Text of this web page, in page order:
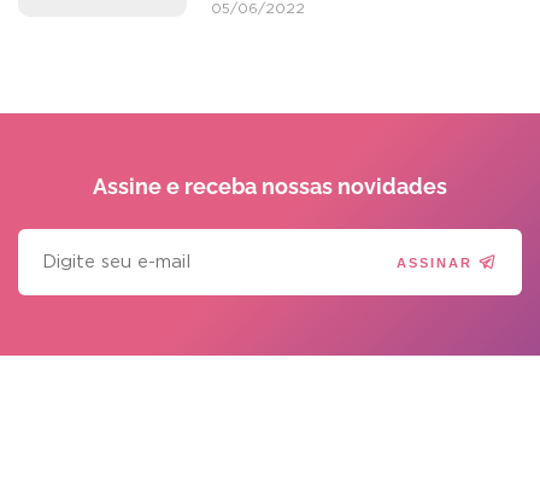
05/06/2022
Assine e receba nossas novidades
ASSINAR